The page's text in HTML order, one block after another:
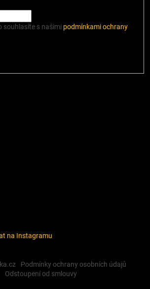
souhlasíte s našimi podmínkami ochrany
na Instagramu
Podmínky ochrany osobních údajů
Odstoupení od smlouvy